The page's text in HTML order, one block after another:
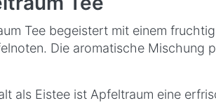
Tee begeistert mit einem
Die aromatische Mischung
als Eistee ist Apfeltraum eine